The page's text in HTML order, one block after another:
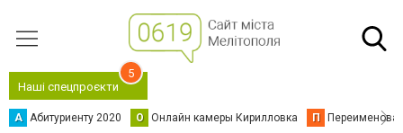
Наші спецпроєкти
5
А Абитуриенту 2020 О Онлайн камеры Кирилловка П